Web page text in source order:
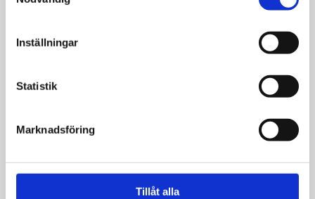
Inställningar
Statistik
Marknadsföring
Tillåt alla
Åkesson: Borde
hyllar Hamas